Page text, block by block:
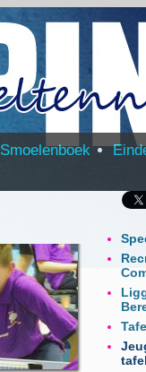
Smoelenboek